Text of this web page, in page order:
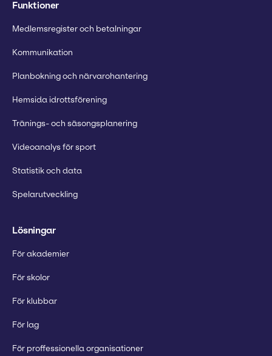
Funktioner
Medlemsregister och betalningar
Kommunikation
Planbokning och närvarohantering
Hemsida idrottsförening
Tränings- och säsongsplanering
Videoanalys för sport
Statistik och data
Spelarutveckling
Lösningar
För akademier
För skolor
För klubbar
För lag
För proffessionella organisationer